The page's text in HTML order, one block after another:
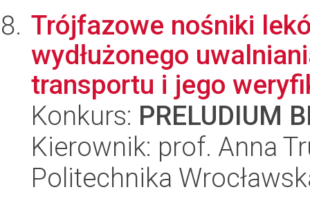
Trójfazowe nośniki
wydłużonego
transportu i jego
Konkurs: PRELUDIUM
Kierownik: prof. Anna
Politechnika